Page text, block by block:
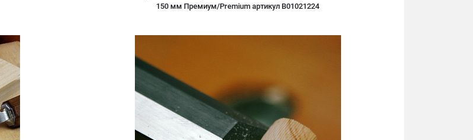
150 мм Премиум/Premium артикул B01021224